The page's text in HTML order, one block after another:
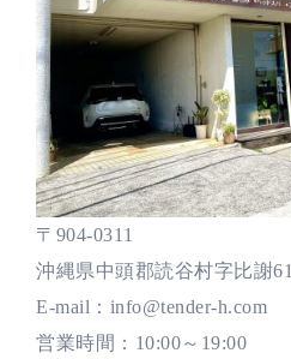
〒904-0311
沖縄県中頭郡読谷村字比謝61
E-mail：info@tender-h.com
営業時間：10:00～19:00